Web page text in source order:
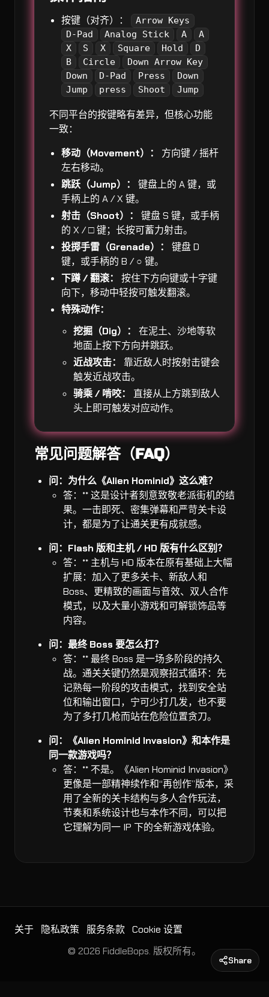
按键（对齐）：
Arrow Keys
D-Pad
Analog Stick A
A
X
S X Square Hold
D
B
Circle
Down Arrow Key
Down
D-Pad Press
Down
Jump
press Shoot Jump
不同平台的按键略有差异，但核心功能
一致：
移动（Movement）：
方向键 / 摇杆
左右移动。
跳跃（Jump）：
键盘上的 A 键，或
手柄上的 A / X 键。
射击（Shoot）：
键盘 S 键，或手柄
的 X / □ 键；长按可蓄力射击。
投掷手雷（Grenade）：
键盘 D
键，或手柄的 B / ○ 键。
下蹲 / 翻滚：
按住下方向键或十字键
向下，移动中轻按可触发翻滚。
特殊动作：
挖掘（Dig）：
在泥土、沙地等软
地面上按下方向并跳跃。
近战攻击：
靠近敌人时按射击键会
触发近战攻击。
骑乘 / 啃咬：
直接从上方跳到敌人
头上即可触发对应动作。
常见问题解答（FAQ）
问：为什么《Alien Hominid》这么难？
答：** 这是设计者刻意致敬老派街机的结
果。一击即死、密集弹幕和严苛关卡设
计，都是为了让通关更有成就感。
问：Flash 版和主机 / HD 版有什么区别？
答：** 主机与 HD 版本在原有基础上大幅
扩展：加入了更多关卡、新敌人和
Boss、更精致的画面与音效、双人合作
模式，以及大量小游戏和可解锁饰品等
内容。
问：最终 Boss 要怎么打？
答：** 最终 Boss 是一场多阶段的持久
战。通关关键仍然是观察招式循环：先
记熟每一阶段的攻击模式，找到安全站
位和输出窗口，宁可少打几发，也不要
为了多打几枪而站在危险位置贪刀。
问：《Alien Hominid Invasion》和本作是
同一款游戏吗？
答：** 不是。《Alien Hominid Invasion》
更像是一部精神续作和“再创作”版本，采
用了全新的关卡结构与多人合作玩法，
节奏和系统设计也与本作不同，可以把
它理解为同一 IP 下的全新游戏体验。
关于 隐私政策 服务条款 Cookie 设置
© 2026 FiddleBops. 版权所有。
Share